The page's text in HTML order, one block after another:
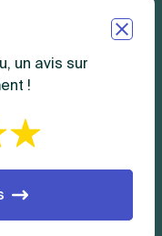
taxe.
du tarif
régionale de la
un avis sur
!